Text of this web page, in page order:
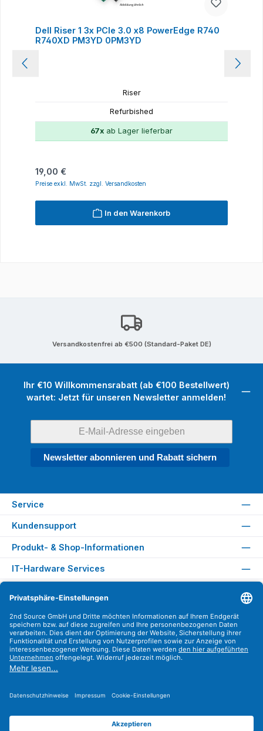
Dell Riser 1 3x PCIe 3.0 x8 PowerEdge R740
R740XD PM3YD 0PM3YD
Riser
Refurbished
67x ab Lager lieferbar
Regulärer Preis:
19,00 €
Preise exkl. MwSt. zzgl. Versandkosten
In den Warenkorb
Versandkostenfrei ab €500 (Standard-Paket DE)
Ihr €10 Willkommensrabatt (ab €100 Bestellwert)
wartet: Jetzt für unseren Newsletter anmelden!
Newsletter abonnieren und Rabatt sichern
Service
Kundensupport
Produkt- & Shop-Informationen
IT-Hardware Services
Versandarten
Zahlungsarten
Sicher Einkaufen
Find us on